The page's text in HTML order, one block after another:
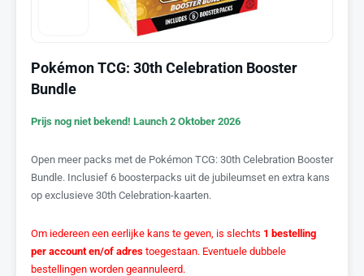
Pokémon TCG: 30th Celebration Booster
Bundle
Prijs nog niet bekend! Launch 2 Oktober 2026
Open meer packs met de Pokémon TCG: 30th Celebration Booster
Bundle. Inclusief 6 boosterpacks uit de jubileumset en extra kans
op exclusieve 30th Celebration-kaarten.
Om iedereen een eerlijke kans te geven, is slechts 1 bestelling
per account en/of adres toegestaan. Eventuele dubbele
bestellingen worden geannuleerd.